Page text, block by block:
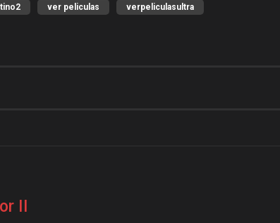
ver peliculas verpeliculasultra
II